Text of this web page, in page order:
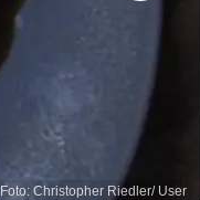
Foto: Christopher Riedler/ User